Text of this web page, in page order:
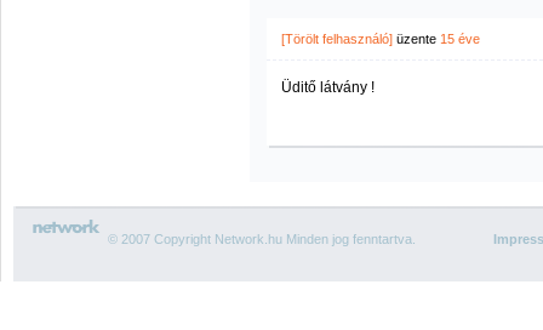
[Törölt felhasználó] üzente 15 éve
Üditő látvány !
© 2007 Copyright Network.hu Minden jog fenntartva.